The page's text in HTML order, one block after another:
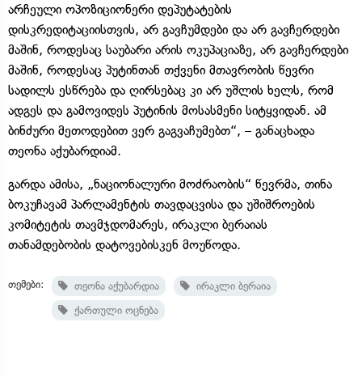
არჩეული ოპოზიციონერი დეპუტატების
დისკრედიტაციისთვის, არ გავჩუმდები და არ გავჩერდები
მაშინ, როდესაც საუბარი არის ოკუპაციაზე, არ გავჩერდები
მაშინ, როდესაც პუტინთან თქვენი მთავრობის წევრი
სადილს ესწრება და ღირსებაც კი არ უშლის ხელს, რომ
ადგეს და გამოვიდეს პუტინის მოსასმენი სიტყვიდან. ამ
ბინძური მეთოდებით ვერ გაგვაჩუმებთ“, – განაცხადა
თეონა აქუბარდიამ.
გარდა ამისა, „ნაციონალური მოძრაობის“ წევრმა, თინა
ბოკუჩავამ პარლამენტის თავდაცვისა და უშიშროების
კომიტეტის თავმჯდომარეს, ირაკლი ბერაიას
თანამდებობის დატოვებისკენ მოუწოდა.
თემები: თეონა აქუბარდია
ირაკლი ბერაია
ქართული ოცნება